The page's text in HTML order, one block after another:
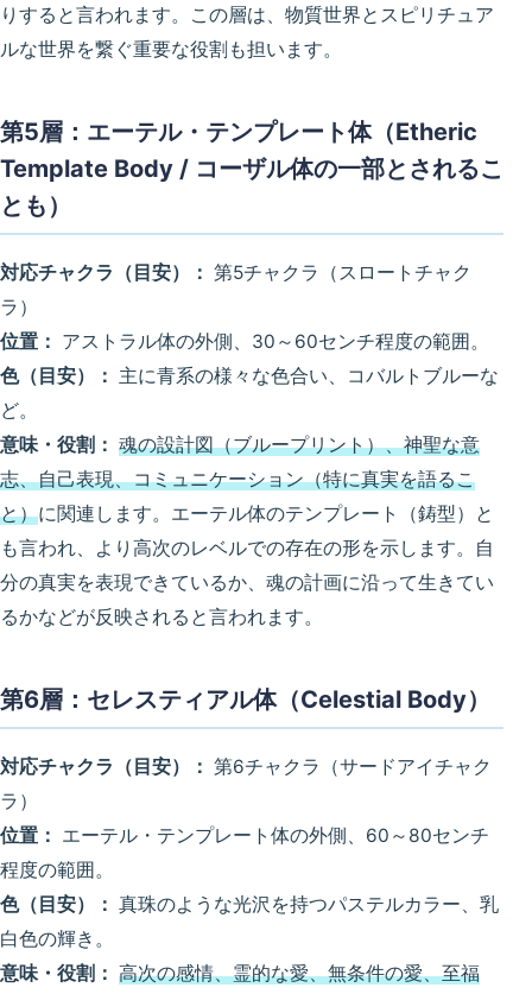
りすると言われます。この層は、物質世界とスピリチュア
ルな世界を繋ぐ重要な役割も担います。
第5層：エーテル・テンプレート体（Etheric
Template Body / コーザル体の一部とされるこ
とも）
対応チャクラ（目安）： 第5チャクラ（スロートチャク
ラ）
位置： アストラル体の外側、30～60センチ程度の範囲。
色（目安）： 主に青系の様々な色合い、コバルトブルーな
ど。
意味・役割： 魂の設計図（ブループリント）、神聖な意
志、自己表現、コミュニケーション（特に真実を語るこ
と）に関連します。エーテル体のテンプレート（鋳型）と
も言われ、より高次のレベルでの存在の形を示します。自
分の真実を表現できているか、魂の計画に沿って生きてい
るかなどが反映されると言われます。
第6層：セレスティアル体（Celestial Body）
対応チャクラ（目安）： 第6チャクラ（サードアイチャク
ラ）
位置： エーテル・テンプレート体の外側、60～80センチ
程度の範囲。
色（目安）： 真珠のような光沢を持つパステルカラー、乳
白色の輝き。
意味・役割： 高次の感情、霊的な愛、無条件の愛、至福